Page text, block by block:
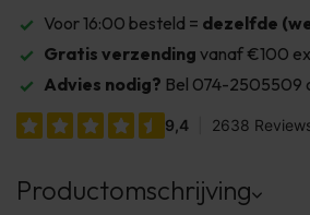
Voor 16:00 besteld = dezelfde
Gratis verzending vanaf €100
Advies nodig? Bel 074-2505509
Productomschrijving